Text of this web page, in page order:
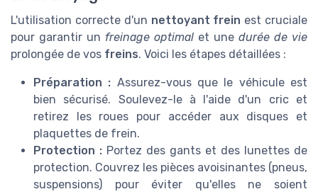
L'utilisation correcte d'un nettoyant frein est cruciale
pour garantir un freinage optimal et une durée de vie
prolongée de vos freins. Voici les étapes détaillées :
Préparation : Assurez-vous que le véhicule est
bien sécurisé. Soulevez-le à l'aide d'un cric et
retirez les roues pour accéder aux disques et
plaquettes de frein.
Protection : Portez des gants et des lunettes de
protection. Couvrez les pièces avoisinantes (pneus,
suspensions) pour éviter qu'elles ne soient